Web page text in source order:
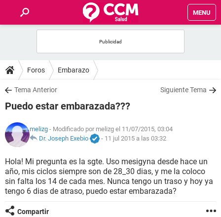
MENU
FOROS
SALUD
NUTRICIÓN
BIENESTAR
SEXUALIDAD
GLOSARIO
Foros Embarazo
Tema Anterior Siguiente Tema
Puedo estar embarazada???
melizg - Modificado por melizg el 11/07/2015, 03:04
Dr. Joseph Exebio
- 11 jul 2015 a las 03:32
Hola! Mi pregunta es la sgte. Uso mesigyna desde hace un
año, mis ciclos siempre son de 28_30 dias, y me la coloco
sin falta los 14 de cada mes. Nunca tengo un traso y hoy ya
tengo 6 dias de atraso, puedo estar embarazada?
Compartir